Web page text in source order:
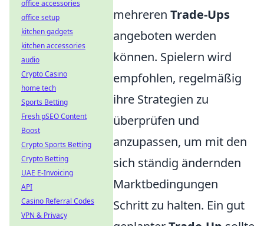
mehreren Trade-Ups
angeboten werden
können. Spielern wird
empfohlen, regelmäßig
ihre Strategien zu
überprüfen und
anzupassen, um mit den
sich ständig ändernden
Marktbedingungen
Schritt zu halten. Ein gut
office accessories
office setup
kitchen gadgets
kitchen accessories
audio
Crypto Casino
home tech
Sports Betting
Fresh pSEO Content
Boost
Crypto Sports Betting
Crypto Betting
UAE E-Invoicing
API
Casino Referral Codes
VPN & Privacy